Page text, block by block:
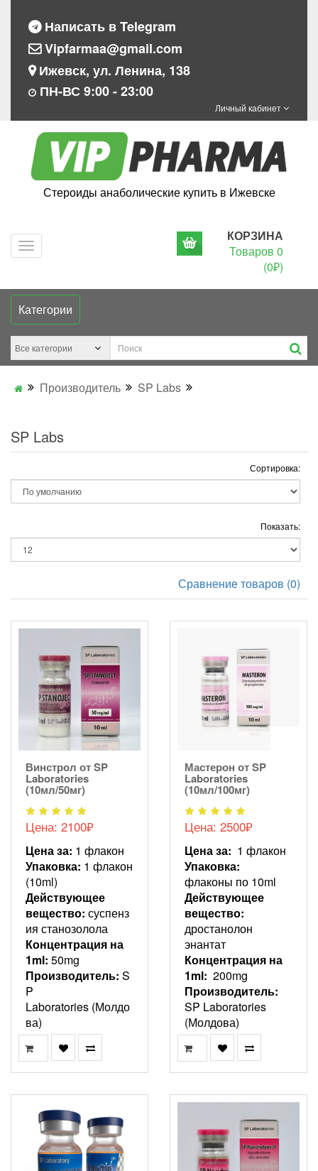
Написать в Telegram
Vipfarmaa@gmail.com
Ижевск, ул. Ленина, 138
ПН-ВС 9:00 - 23:00
Личный кабинет
Стероиды анаболические купить в Ижевске
КОРЗИНА
Товаров 0
(0₽)
Категории
Производитель SP Labs
SP Labs
Сортировка:
Показать:
Сравнение товаров (0)
Винстрол от SP
Laboratories
(10мл/50мг)
Цена: 2100₽
Цена за: 1 флакон
Упаковка: 1 флакон
(10ml)
Действующее
вещество: суспенз
ия станозолола
Концентрация на
1ml: 50mg
Производитель: S
P
Laboratories (Молдо
ва)
Мастерон от SP
Laboratories
(10мл/100мг)
Цена: 2500₽
Цена за: 1 флакон
Упаковка:
флаконы по 10ml
Действующее
вещество:
дростанолон
энантат
Концентрация на
1ml: 200mg
Производитель:
SP Laboratories
(Молдова)